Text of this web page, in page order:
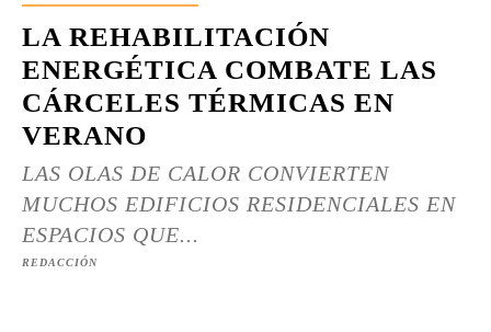
LA REHABILITACIÓN
ENERGÉTICA COMBATE LAS
CÁRCELES TÉRMICAS EN
VERANO
LAS OLAS DE CALOR CONVIERTEN
MUCHOS EDIFICIOS RESIDENCIALES EN
ESPACIOS QUE...
REDACCIÓN